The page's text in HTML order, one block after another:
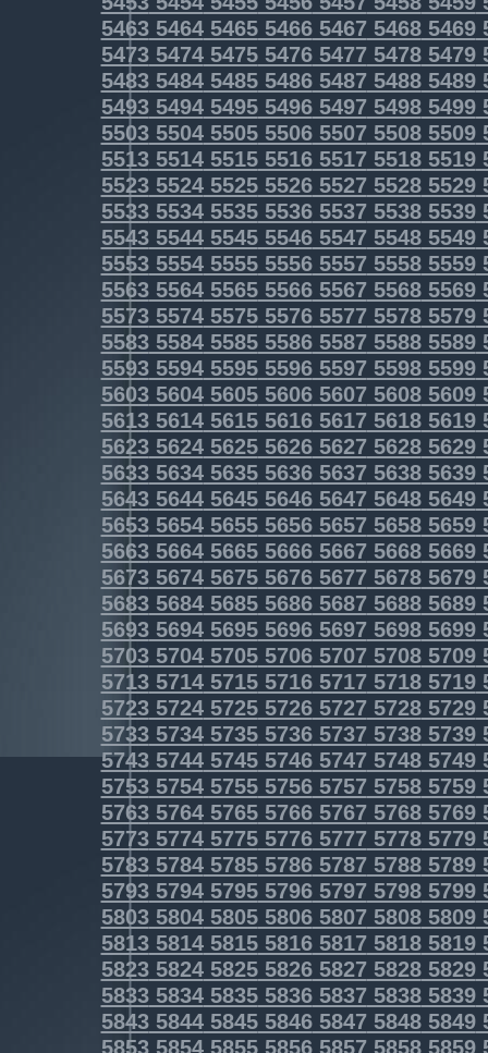
5463546454655466546754685469
5473547454755476547754785479
5483548454855486548754885489
5493549454955496549754985499
5503550455055506550755085509
5513551455155516551755185519
5523552455255526552755285529
5533553455355536553755385539
5543554455455546554755485549
5553555455555556555755585559
5563556455655566556755685569
5573557455755576557755785579
5583558455855586558755885589
5593559455955596559755985599
5603560456055606560756085609
5613561456155616561756185619
5623562456255626562756285629
5633563456355636563756385639
5643564456455646564756485649
5653565456555656565756585659
5663566456655666566756685669
5673567456755676567756785679
5683568456855686568756885689
5693569456955696569756985699
5703570457055706570757085709
5713571457155716571757185719
5723572457255726572757285729
5733573457355736573757385739
5743574457455746574757485749
5753575457555756575757585759
5763576457655766576757685769
5773577457755776577757785779
5783578457855786578757885789
5793579457955796579757985799
5803580458055806580758085809
5813581458155816581758185819
5823582458255826582758285829
5833583458355836583758385839
5843584458455846584758485849
5853585458555856585758585859